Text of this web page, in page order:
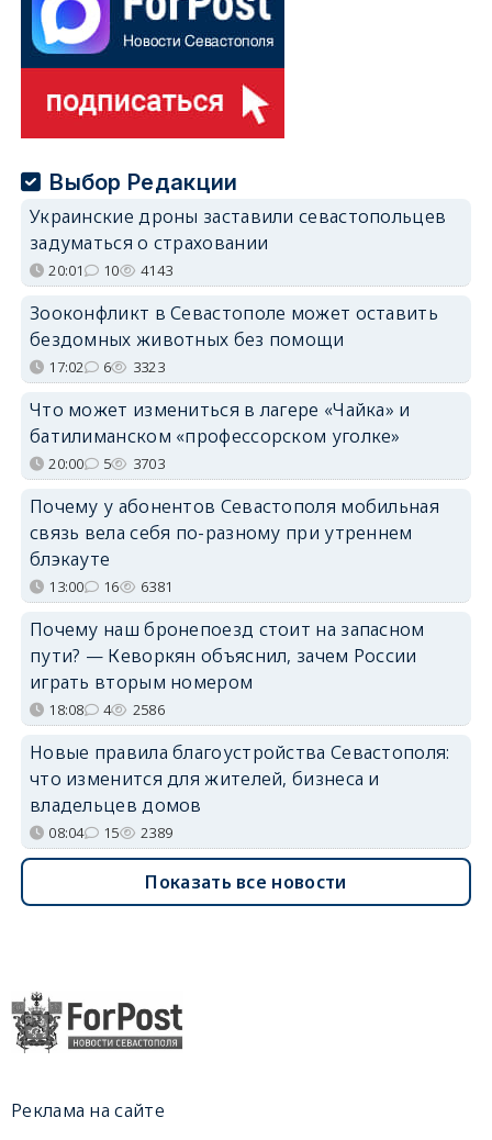
Выбор Редакции
Украинские дроны заставили севастопольцев
задуматься о страховании
20:01 10 4143
Зооконфликт в Севастополе может оставить
бездомных животных без помощи
17:02 6 3323
Что может измениться в лагере «Чайка» и
батилиманском «профессорском уголке»
20:00 5 3703
Почему у абонентов Севастополя мобильная
связь вела себя по-разному при утреннем
блэкауте
13:00 16 6381
Почему наш бронепоезд стоит на запасном
пути? — Кеворкян объяснил, зачем России
играть вторым номером
18:08 4 2586
Новые правила благоустройства Севастополя:
что изменится для жителей, бизнеса и
владельцев домов
08:04 15 2389
Показать все новости
Реклама на сайте